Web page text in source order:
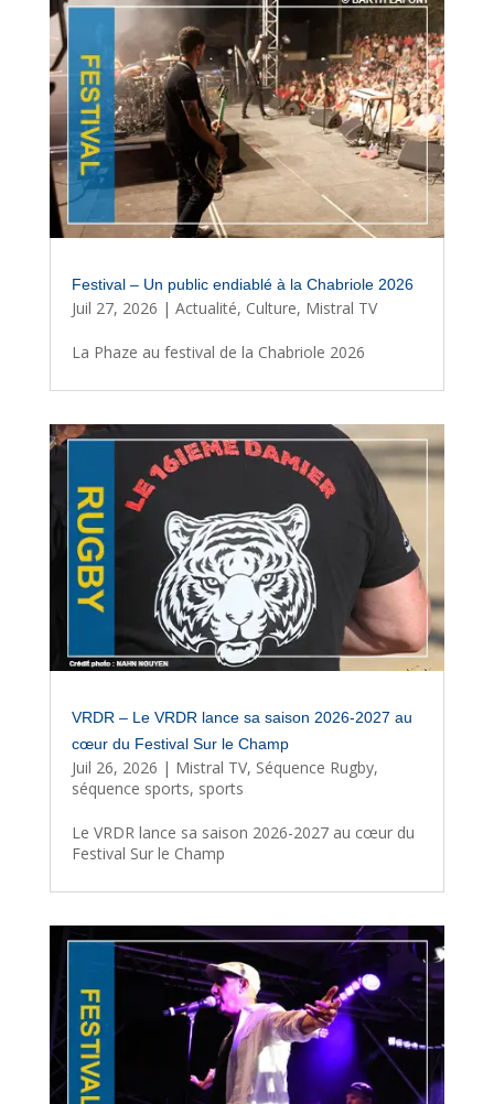
Festival – Un public endiablé à la Chabriole 2026
Juil 27, 2026 | Actualité, Culture, Mistral TV
La Phaze au festival de la Chabriole 2026
VRDR – Le VRDR lance sa saison 2026-2027 au
cœur du Festival Sur le Champ
Juil 26, 2026 | Mistral TV, Séquence Rugby,
séquence sports, sports
Le VRDR lance sa saison 2026-2027 au cœur du
Festival Sur le Champ